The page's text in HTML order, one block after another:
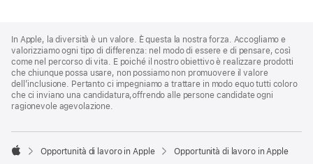
Footer
In Apple, la diversità è un valore. È questa la nostra forza. Accogliamo e
valorizziamo ogni tipo di differenza: nel modo di essere e di pensare, così
come nel percorso di vita. E poiché il nostro obiettivo è realizzare prodotti
che chiunque possa usare, non possiamo non promuovere il valore
dell’inclusione. Pertanto ci impegniamo a trattare in modo equo tutti coloro
che ci inviano una candidatura,offrendo alle persone candidate ogni
ragionevole agevolazione.

Opportunità di lavoro in Apple Opportunità di lavoro in Apple